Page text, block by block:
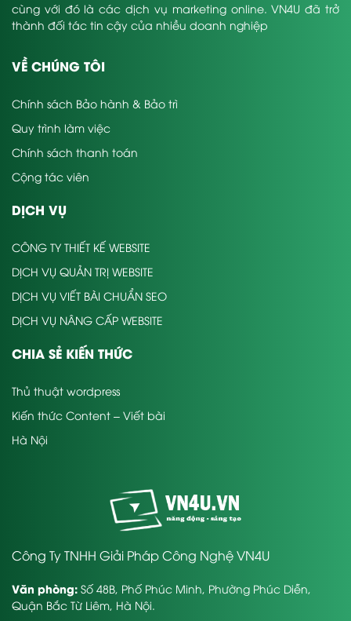
cùng với đó là các dịch vụ marketing online. VN4U đã trở
thành đối tác tin cậy của nhiều doanh nghiệp
VỀ CHÚNG TÔI
Chính sách Bảo hành & Bảo trì
Quy trình làm việc
Chính sách thanh toán
Cộng tác viên
DỊCH VỤ
CÔNG TY THIẾT KẾ WEBSITE
DỊCH VỤ QUẢN TRỊ WEBSITE
DỊCH VỤ VIẾT BÀI CHUẨN SEO
DỊCH VỤ NÂNG CẤP WEBSITE
CHIA SẺ KIẾN THỨC
Thủ thuật wordpress
Kiến thức Content – Viết bài
Hà Nội
Công Ty TNHH Giải Pháp Công Nghệ VN4U
Văn phòng: Số 48B, Phố Phúc Minh, Phường Phúc Diễn,
Quận Bắc Từ Liêm, Hà Nội.